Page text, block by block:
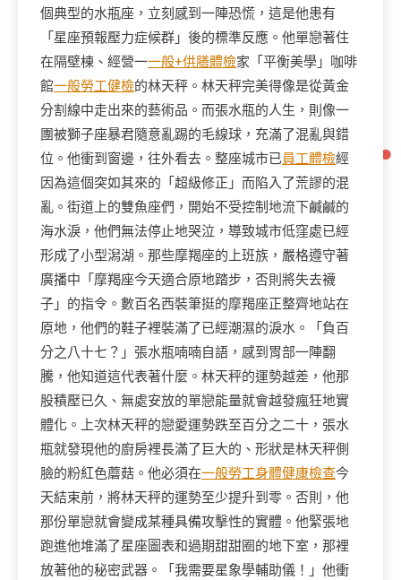
個典型的水瓶座，立刻感到一陣恐慌，這是他患有
「星座預報壓力症候群」後的標準反應。他單戀著住
在隔壁棟、經營一一般+供膳體檢家「平衡美學」咖啡
館一般勞工健檢的林天秤。林天秤完美得像是從黃金
分割線中走出來的藝術品。而張水瓶的人生，則像一
團被獅子座暴君隨意亂踢的毛線球，充滿了混亂與錯
位。他衝到窗邊，往外看去。整座城市已員工體檢經
因為這個突如其來的「超級修正」而陷入了荒謬的混
亂。街道上的雙魚座們，開始不受控制地流下鹹鹹的
海水淚，他們無法停止地哭泣，導致城市低窪處已經
形成了小型潟湖。那些摩羯座的上班族，嚴格遵守著
廣播中「摩羯座今天適合原地踏步，否則將失去襪
子」的指令。數百名西裝筆挺的摩羯座正整齊地站在
原地，他們的鞋子裡裝滿了已經潮濕的淚水。「負百
分之八十七？」張水瓶喃喃自語，感到胃部一陣翻
騰，他知道這代表著什麼。林天秤的運勢越差，他那
股積壓已久、無處安放的單戀能量就會越發瘋狂地實
體化。上次林天秤的戀愛運勢跌至百分之二十，張水
瓶就發現他的廚房裡長滿了巨大的、形狀是林天秤側
臉的粉紅色蘑菇。他必須在一般勞工身體健康檢查今
天結束前，將林天秤的運勢至少提升到零。否則，他
那份單戀就會變成某種具備攻擊性的實體。他緊張地
跑進他堆滿了星座圖表和過期甜甜圈的地下室，那裡
放著他的秘密武器。「我需要星象學輔助儀！」他衝